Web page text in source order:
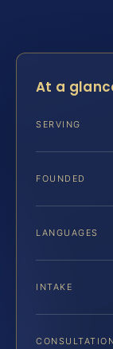
At a
SERVING
FOUNDED
LANGUAGES
INTAKE